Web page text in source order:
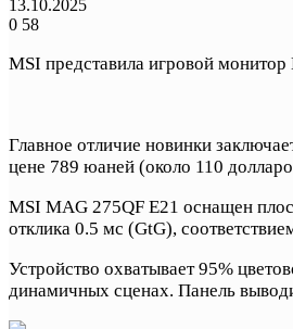
13.10.2025
0 58
MSI представила игровой
Главное отличие новинки
цене 789 юаней (около 110
MSI MAG 275QF E21 оснащен
отклика 0.5 мс (GtG),
Устройство охватывает 95%
динамичных сценах. Панель